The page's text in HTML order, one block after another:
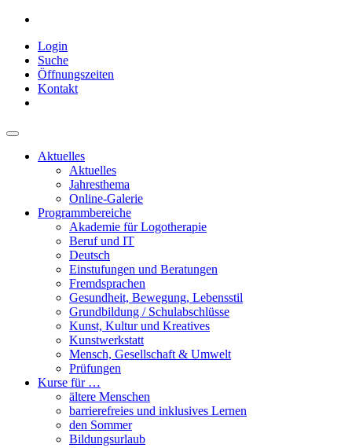
Login
Suche
Öffnungszeiten
Kontakt
Aktuelles
Aktuelles
Jahresthema
Online-Galerie
Programmbereiche
Akademie für Logotherapie
Beruf und IT
Deutsch
Einstufungen und Beratungen
Fremdsprachen
Gesundheit, Bewegung, Lebensstil
Grundbildung / Schulabschlüsse
Kunst, Kultur und Kreatives
Kunstwerkstatt
Mensch, Gesellschaft & Umwelt
Prüfungen
Kurse für …
ältere Menschen
barrierefreies und inklusives Lernen
den Sommer
Bildungsurlaub